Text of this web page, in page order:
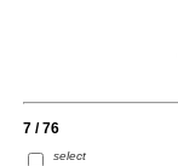
7 / 76
select